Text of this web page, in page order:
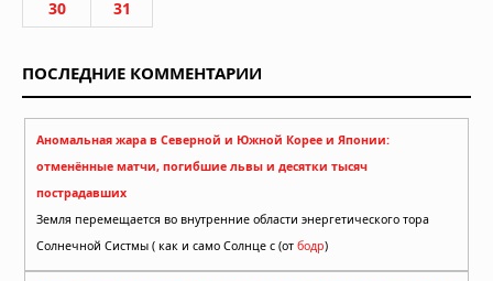
30
31
ПОСЛЕДНИЕ КОММЕНТАРИИ
Аномальная жара в Северной и Южной Корее и Японии:
отменённые матчи, погибшие львы и десятки тысяч
пострадавших
Земля перемещается во внутренние области энергетического тора
Солнечной Систмы ( как и само Солнце с (от бодр)